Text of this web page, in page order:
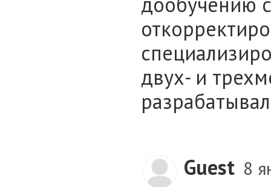
двух- и
Guest 8